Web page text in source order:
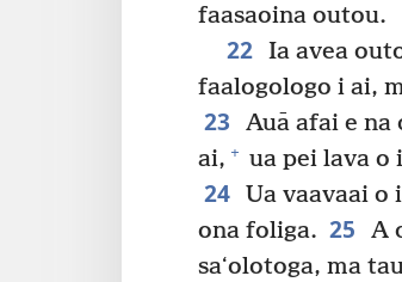
faasaoina outou.
22 Ia avea
faalogologo i ai,
23
Auā afai e na
ai, + ua pei lava o
24 Ua vaavaai o
ona foliga. 25 A
saʻolotoga, ma